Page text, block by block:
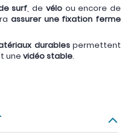
surf, de véloou encore de
assurer une fixation ferme
durablespermettent
une vidéo stable.